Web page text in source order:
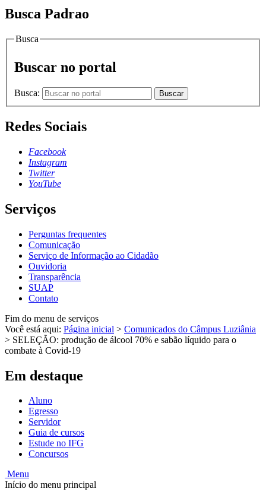
Busca Padrao
Busca
Buscar no portal
Busca: Buscar
Redes Sociais
Facebook
Instagram
Twitter
YouTube
Serviços
Perguntas frequentes
Comunicação
Serviço de Informação ao Cidadão
Ouvidoria
Transparência
SUAP
Contato
Fim do menu de serviços
Você está aqui: Página inicial > Comunicados do Câmpus Luziânia
> SELEÇÃO: produção de álcool 70% e sabão líquido para o
combate à Covid-19
Em destaque
Aluno
Egresso
Servidor
Guia de cursos
Estude no IFG
Concursos
Menu
Início do menu principal